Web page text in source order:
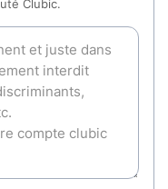
Clubic.